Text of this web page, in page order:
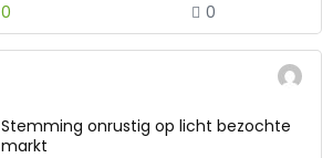
0 0
Stemming onrustig op licht bezochte
markt